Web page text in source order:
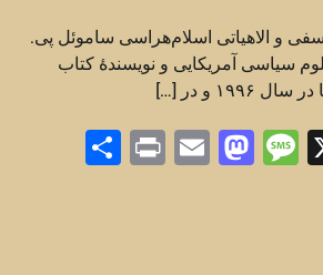
و الاهیاتی اسلام‌هراسی ساموئل پی.
سیاسی آمریکایی و نویسندهٔ کتاب
و در […]
X
Message
Mastodon
Email
Print